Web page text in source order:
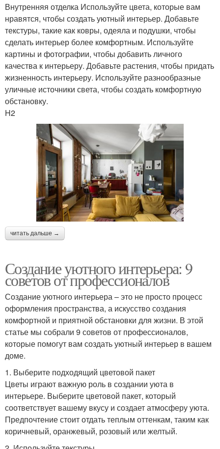
Внутренняя отделка Используйте цвета, которые вам
нравятся, чтобы создать уютный интерьер. Добавьте
текстуры, такие как ковры, одеяла и подушки, чтобы
сделать интерьер более комфортным. Используйте
картины и фотографии, чтобы добавить личного
качества к интерьеру. Добавьте растения, чтобы придать
жизненность интерьеру. Используйте разнообразные
уличные источники света, чтобы создать комфортную
обстановку.
H2
читать дальше →
Создание уютного интерьера: 9
советов от профессионалов
Создание уютного интерьера – это не просто процесс
оформления пространства, а искусство создания
комфортной и приятной обстановки для жизни. В этой
статье мы собрали 9 советов от профессионалов,
которые помогут вам создать уютный интерьер в вашем
доме.
1. Выберите подходящий цветовой пакет
Цветы играют важную роль в создании уюта в
интерьере. Выберите цветовой пакет, который
соответствует вашему вкусу и создает атмосферу уюта.
Предпочтение стоит отдать теплым оттенкам, таким как
коричневый, оранжевый, розовый или желтый.